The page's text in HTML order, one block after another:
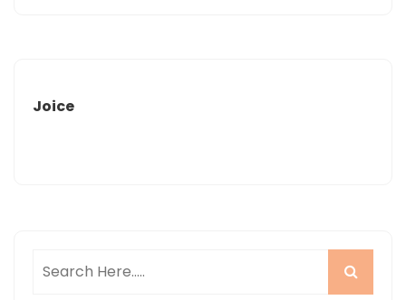
Joice